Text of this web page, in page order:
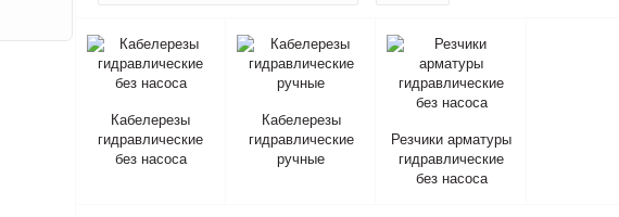
Кабелерезы
гидравлические
без насоса
Кабелерезы
гидравлические
ручные
Резчики арматуры
гидравлические
без насоса